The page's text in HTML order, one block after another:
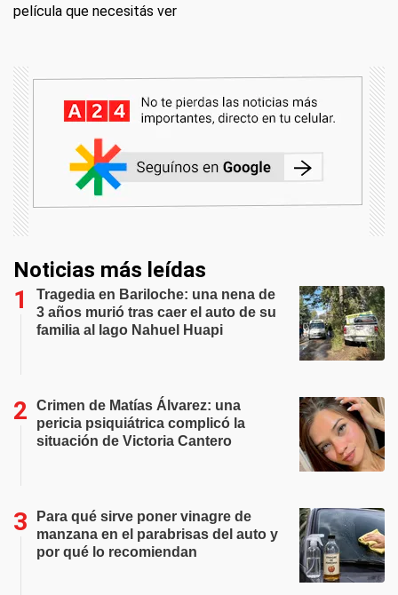
película que necesitás ver
Noticias más leídas
Tragedia en Bariloche: una nena de
3 años murió tras caer el auto de su
familia al lago Nahuel Huapi
Crimen de Matías Álvarez: una
pericia psiquiátrica complicó la
situación de Victoria Cantero
Para qué sirve poner vinagre de
manzana en el parabrisas del auto y
por qué lo recomiendan